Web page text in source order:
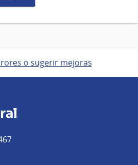
o sugerir mejoras